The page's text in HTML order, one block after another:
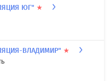
ЮГ" ★
ВЛАДИМИР" ★